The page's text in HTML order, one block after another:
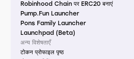
Robinhood Chain पर ERC20 बनाएं
Pump.Fun Launcher
Pons Family Launcher
Launchpad (Beta)
अन्य विशेषताएँ
टोकन प्रोफाइल पृष्ठ